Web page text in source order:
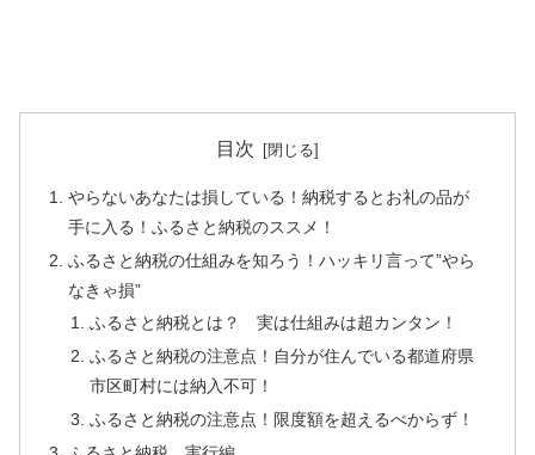
目次
やらないあなたは損している！納税するとお礼の品が
手に入る！ふるさと納税のススメ！
ふるさと納税の仕組みを知ろう！ハッキリ言って”やら
なきゃ損”
ふるさと納税とは？ 実は仕組みは超カンタン！
ふるさと納税の注意点！自分が住んでいる都道府県
市区町村には納入不可！
ふるさと納税の注意点！限度額を超えるべからず！